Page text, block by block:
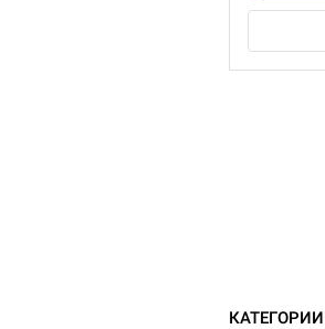
КАТЕГОРИИ